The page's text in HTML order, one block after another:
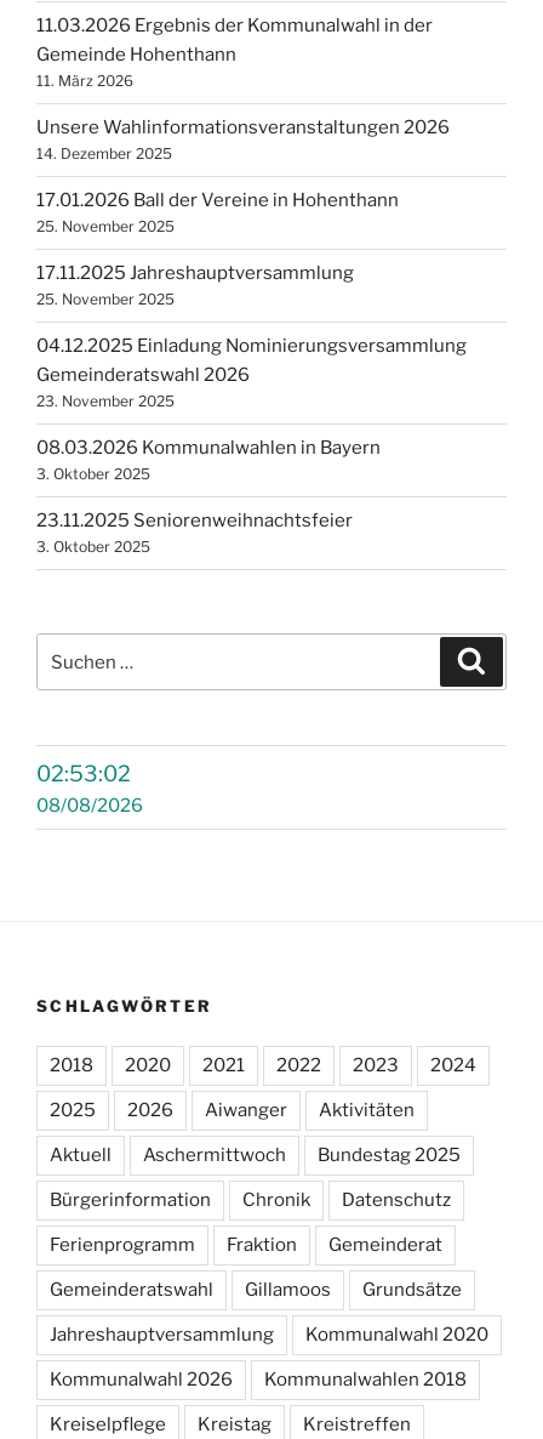
11.03.2026 Ergebnis der Kommunalwahl in der
Gemeinde Hohenthann
11. März 2026
Unsere Wahlinformationsveranstaltungen 2026
14. Dezember 2025
17.01.2026 Ball der Vereine in Hohenthann
25. November 2025
17.11.2025 Jahreshauptversammlung
25. November 2025
04.12.2025 Einladung Nominierungsversammlung
Gemeinderatswahl 2026
23. November 2025
08.03.2026 Kommunalwahlen in Bayern
3. Oktober 2025
23.11.2025 Seniorenweihnachtsfeier
3. Oktober 2025
nach:
02:53:02
08/08/2026
SCHLAGWÖRTER
2018 2020 2021 2022 2023 2024
2025 2026 Aiwanger Aktivitäten
Aktuell Aschermittwoch Bundestag 2025
Bürgerinformation Chronik Datenschutz
Ferienprogramm Fraktion Gemeinderat
Gemeinderatswahl Gillamoos Grundsätze
Jahreshauptversammlung Kommunalwahl 2020
Kommunalwahl 2026 Kommunalwahlen 2018
Kreiselpflege Kreistag Kreistreffen